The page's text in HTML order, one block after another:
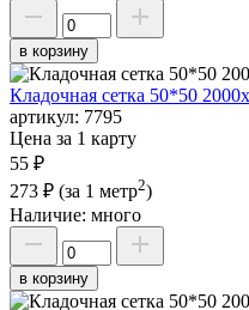
в корзину
Кладочная сетка 50*50
артикул: 7795
Цена за 1 карту
55 ₽
273 ₽ (за 1 метр2)
Наличие: много
в корзину